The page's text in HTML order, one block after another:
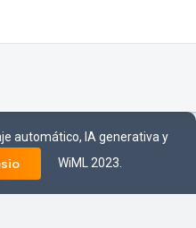
automático, IA generativa y
WiML 2023.